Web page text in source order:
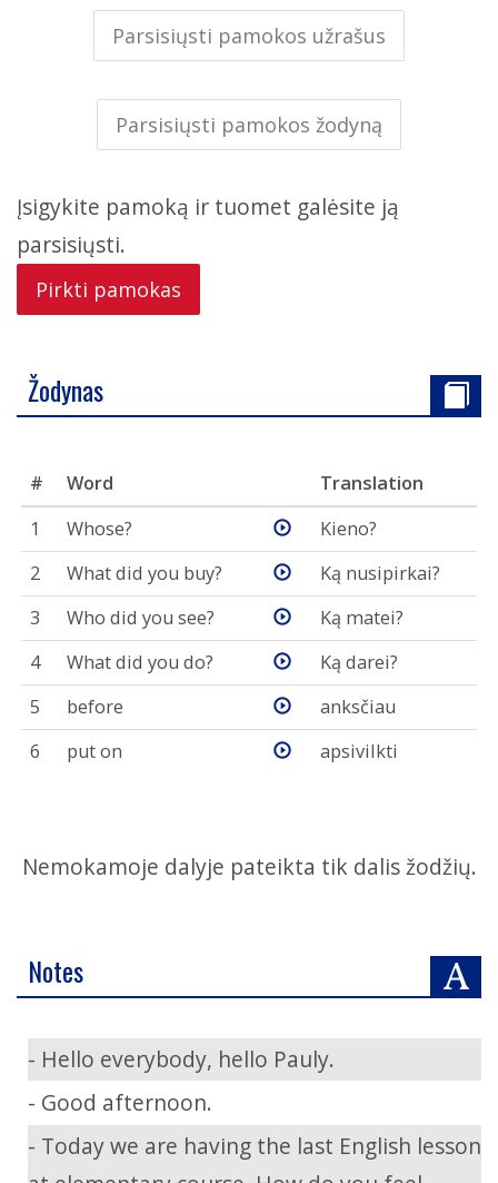
Parsisiųsti pamokos užrašus
Parsisiųsti pamokos žodyną
Įsigykite pamoką ir tuomet galėsite ją
parsisiųsti.
Pirkti pamokas
Žodynas
# Word
Translation
1
Whose?
Kieno?
2
What did you buy?
Ką nusipirkai?
3
Who did you see?
Ką matei?
4
What did you do?
Ką darei?
5
before
anksčiau
6
put on apsivilkti
Nemokamoje dalyje pateikta tik dalis žodžių.
Notes
- Hello everybody, hello Pauly.
- Good afternoon.
- Today we are having the last English lesson